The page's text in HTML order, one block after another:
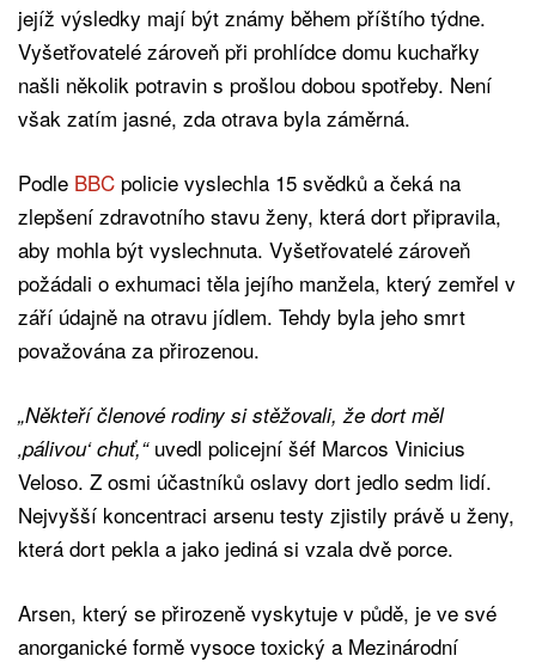
jejíž výsledky mají být známy během příštího týdne.
Vyšetřovatelé zároveň při prohlídce domu kuchařky
našli několik potravin s prošlou dobou spotřeby. Není
však zatím jasné, zda otrava byla záměrná.
Podle BBC policie vyslechla 15 svědků a čeká na
zlepšení zdravotního stavu ženy, která dort připravila,
aby mohla být vyslechnuta. Vyšetřovatelé zároveň
požádali o exhumaci těla jejího manžela, který zemřel v
září údajně na otravu jídlem. Tehdy byla jeho smrt
považována za přirozenou.
„Někteří členové rodiny si stěžovali, že dort měl
‚pálivou‘ chuť,“ uvedl policejní šéf Marcos Vinicius
Veloso. Z osmi účastníků oslavy dort jedlo sedm lidí.
Nejvyšší koncentraci arsenu testy zjistily právě u ženy,
která dort pekla a jako jediná si vzala dvě porce.
Arsen, který se přirozeně vyskytuje v půdě, je ve své
anorganické formě vysoce toxický a Mezinárodní